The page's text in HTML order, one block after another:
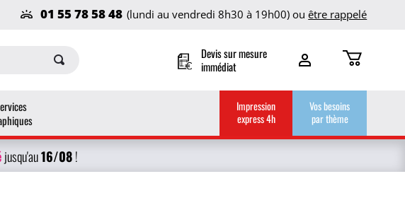
01 55 78 58 48 (lundi au vendredi 8h30 à 19h00) ouêtre rappelé
Devis sur mesure
immédiat
Impression
express 4h
Vos besoins
par thème
jusqu'au16/08!